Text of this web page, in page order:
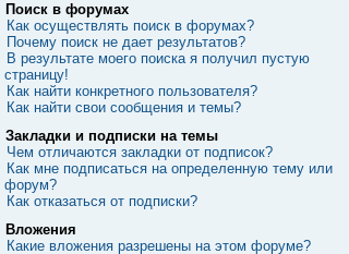
Поиск в форумах
Как осуществлять поиск в форумах?
Почему поиск не дает результатов?
В результате моего поиска я получил пустую
страницу!
Как найти конкретного пользователя?
Как найти свои сообщения и темы?
Закладки и подписки на темы
Чем отличаются закладки от подписок?
Как мне подписаться на определенную тему или
форум?
Как отказаться от подписки?
Вложения
Какие вложения разрешены на этом форуме?